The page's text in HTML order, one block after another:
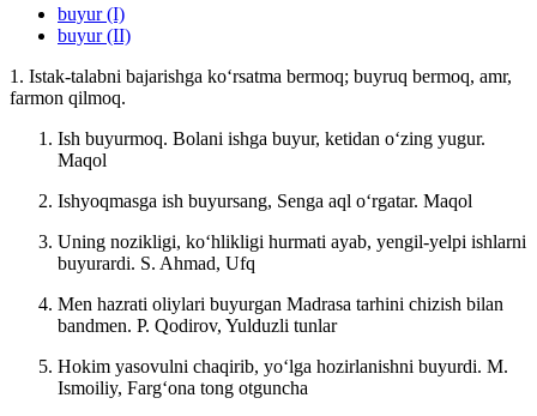
buyur (I)
buyur (II)
1. Istak-talabni bajarishga koʻrsatma bermoq; buyruq bermoq, amr,
farmon qilmoq.
Ish buyurmoq. Bolani ishga buyur, ketidan oʻzing yugur.
Maqol
Ishyoqmasga ish buyursang, Senga aql oʻrgatar. Maqol
Uning nozikligi, koʻhlikligi hurmati ayab, yengil-yelpi ishlarni
buyurardi. S. Ahmad, Ufq
Men hazrati oliylari buyurgan Madrasa tarhini chizish bilan
bandmen. P. Qodirov, Yulduzli tunlar
Hokim yasovulni chaqirib, yoʻlga hozirlanishni buyurdi. M.
Ismoiliy, Fargʻona tong otguncha